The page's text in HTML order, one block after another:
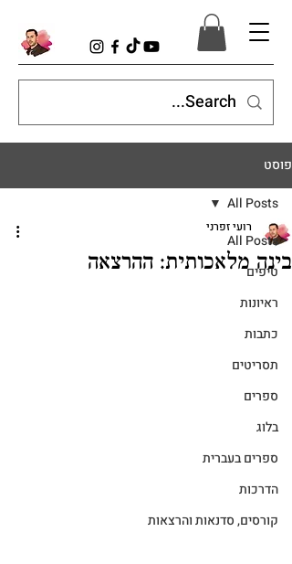
פוסט
All Posts
טיפים
ראיונות
כתבות
תסריטים
ספרים
בלוג
ספרים בעברית
הדרכות
קורסים, סדנאות והרצאות
All Posts
בינה מלאכותית: ההרצאה
רועי זפרני